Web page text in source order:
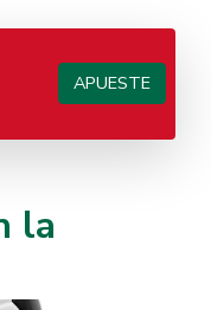
APUESTE
la